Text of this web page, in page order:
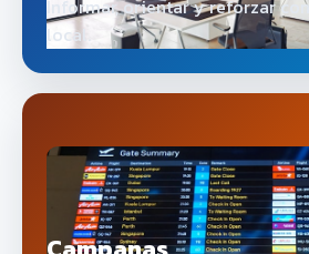
Informar, orientar y reforzar
local.